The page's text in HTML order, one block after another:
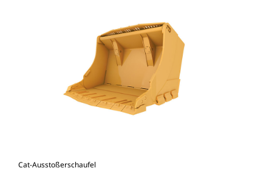
Cat-Ausstoßerschaufel